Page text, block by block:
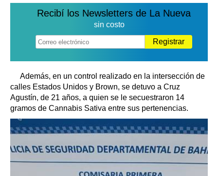
Recibí los Newsletters de La Nueva
sin costo
Registrar
Además, en un control realizado en la intersección de
calles Estados Unidos y Brown, se detuvo a Cruz
Agustín, de 21 años, a quien se le secuestraron 14
gramos de Cannabis Sativa entre sus pertenencias.